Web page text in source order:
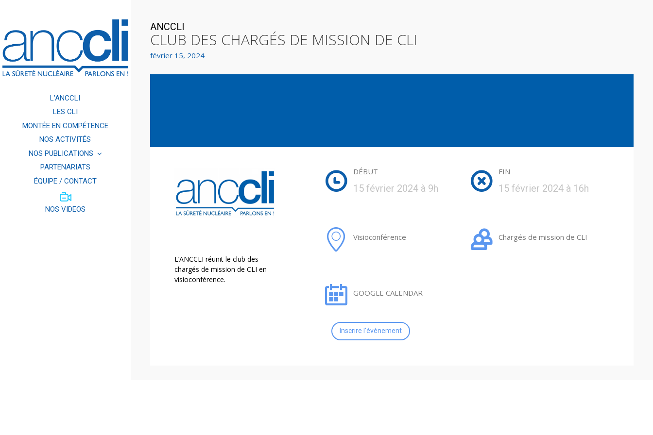
L’ANCCLI
LES CLI
MONTÉE EN COMPÉTENCE
NOS ACTIVITÉS
NOS PUBLICATIONS
PARTENARIATS
ÉQUIPE / CONTACT
NOS VIDEOS
ANCCLI
CLUB DES CHARGÉS DE MISSION DE CLI
février 15, 2024
L’ANCCLI réunit le club des
chargés de mission de CLI en
visioconférence.
DÉBUT
15 février 2024 à 9h
Visioconférence
GOOGLE CALENDAR
Inscrire l'évènement
FIN
15 février 2024 à 16h
Chargés de mission de CLI